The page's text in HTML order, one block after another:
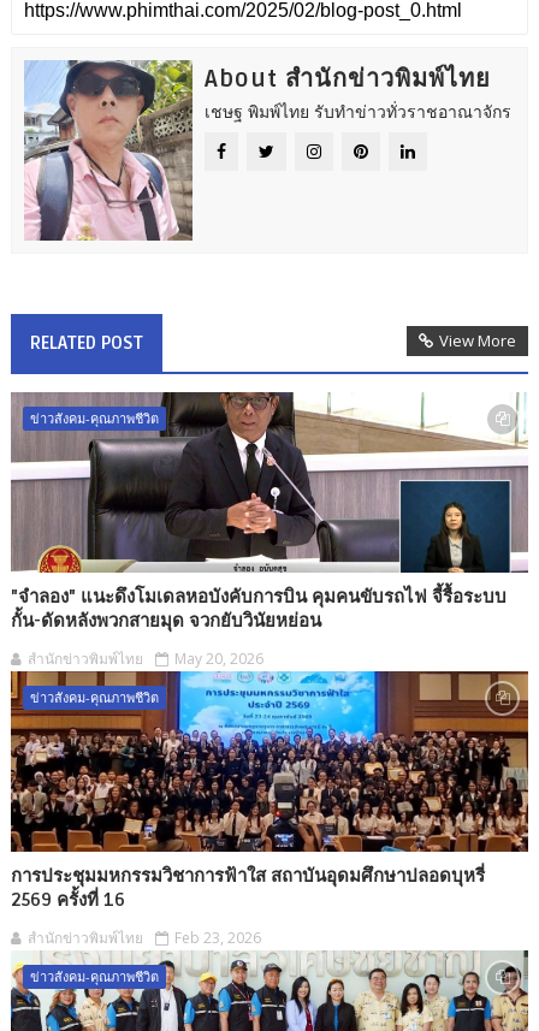
About สำนักข่าวพิมพ์ไทย
เชษฐ พิมพ์ไทย รับทำข่าวทั่วราชอาณาจักร
RELATED POST View More
ข่าวสังคม-คุณภาพชีวิต
"จำลอง" แนะดึงโมเดลหอบังคับการบิน คุมคนขับรถไฟ จี้รื้อระบบ
กั้น-ดัดหลังพวกสายมุด จวกยับวินัยหย่อน
สำนักข่าวพิมพ์ไทย May 20, 2026
ข่าวสังคม-คุณภาพชีวิต
การประชุมมหกรรมวิชาการฟ้าใส สถาบันอุดมศึกษาปลอดบุหรี่
2569 ครั้งที่ 16
สำนักข่าวพิมพ์ไทย Feb 23, 2026
ข่าวสังคม-คุณภาพชีวิต